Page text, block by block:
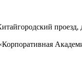
проезд,